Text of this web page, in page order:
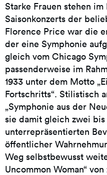
Starke Frauen stehen im
Saisonkonzerts der
Florence Price war die
der eine Symphonie
gleich vom Chicago
passenderweise im
1933 unter dem Motto
Fortschritts“. Stilistisch
„Symphonie aus der
sie damit gleich zwei
unterrepräsentierten
öffentlicher
Weg selbstbewusst
Uncommon Woman“